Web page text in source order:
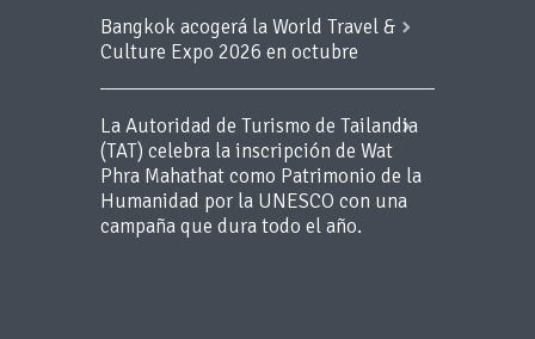
Bangkok acogerá la World Travel &
Culture Expo 2026 en octubre
La Autoridad de Turismo de Tailandia
(TAT) celebra la inscripción de Wat
Phra Mahathat como Patrimonio de la
Humanidad por la UNESCO con una
campaña que dura todo el año.